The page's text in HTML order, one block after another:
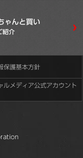
ゃんと買い
紹介
保護基本方針
ルメディア公式アカウント